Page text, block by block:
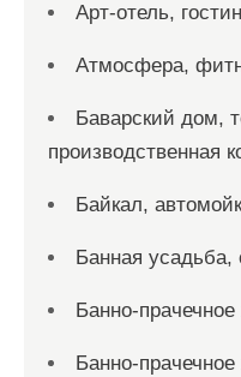
Арт-отель,
Атмосфера,
Баварский дом,
производственная
Байкал,
Банная усадьба,
Банно-
Банно-